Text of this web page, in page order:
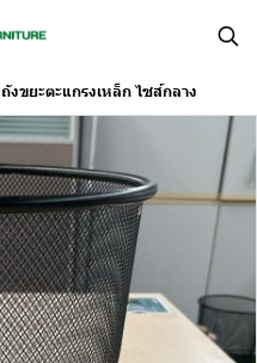
ถังขยะตะแกรงเหล็ก ไซส์กลาง